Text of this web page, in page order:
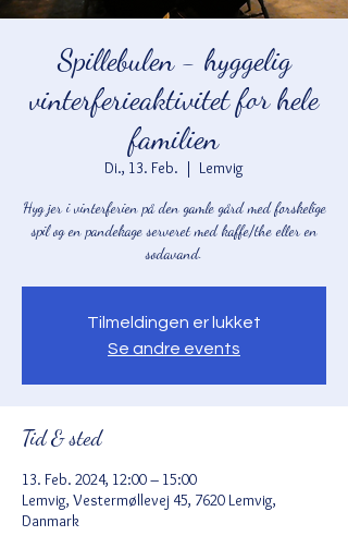
Spillebulen - hyggelig
vinterferieaktivitet for hele
familien
Di., 13. Feb.
  |
Lemvig
Hyg jer i vinterferien på den gamle gård med forskelige
spil og en pandekage serveret med kaffe/the eller en
sodavand.
Tilmeldingen er lukket
Se andre events
Tid & sted
13. Feb. 2024, 12:00 – 15:00
Lemvig, Vestermøllevej 45, 7620 Lemvig,
Danmark